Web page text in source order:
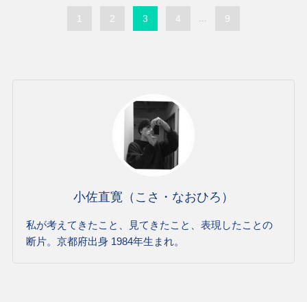
1 2 3 4 ... 9
小佐直寛（こさ・なおひろ）
私が考えてきたこと、見てきたこと、表現したことの
断片。京都府出身 1984年生まれ。